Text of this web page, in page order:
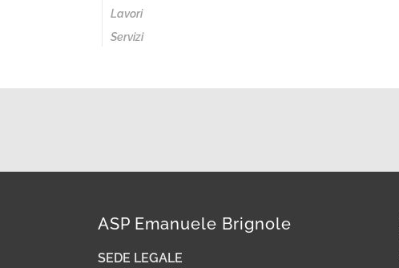
Lavori
Servizi
ASP Emanuele Brignole
SEDE LEGALE